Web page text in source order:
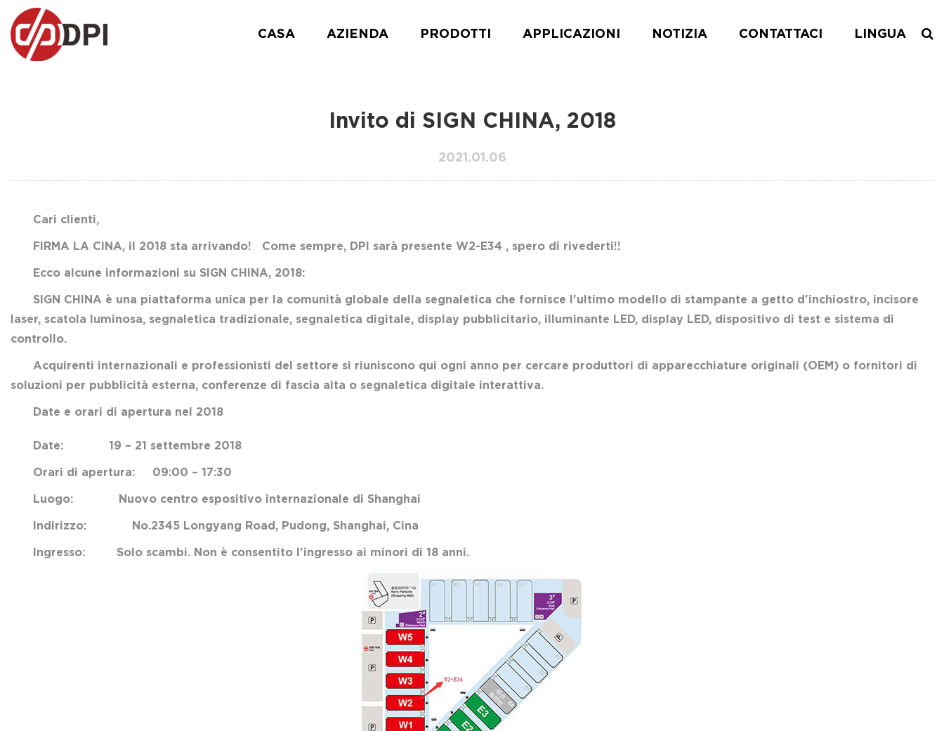
CASA AZIENDA PRODOTTI APPLICAZIONI NOTIZIA CONTATTACI LINGUA
Invito di SIGN CHINA, 2018
2021.01.06
Cari clienti,
FIRMA LA CINA, il 2018 sta arrivando! Come sempre, DPI sarà presente W2-E34 , spero di rivederti!!
Ecco alcune informazioni su SIGN CHINA, 2018:
SIGN CHINA è una piattaforma unica per la comunità globale della segnaletica che fornisce l'ultimo modello di stampante a getto d'inchiostro, incisore
laser, scatola luminosa, segnaletica tradizionale, segnaletica digitale, display pubblicitario, illuminante LED, display LED, dispositivo di test e sistema di
controllo.
Acquirenti internazionali e professionisti del settore si riuniscono qui ogni anno per cercare produttori di apparecchiature originali (OEM) o fornitori di
soluzioni per pubblicità esterna, conferenze di fascia alta o segnaletica digitale interattiva.
Date e orari di apertura nel 2018
Date: 19 – 21 settembre 2018
Orari di apertura: 09:00 – 17:30
Luogo: Nuovo centro espositivo internazionale di Shanghai
Indirizzo: No.2345 Longyang Road, Pudong, Shanghai, Cina
Ingresso: Solo scambi. Non è consentito l'ingresso ai minori di 18 anni.